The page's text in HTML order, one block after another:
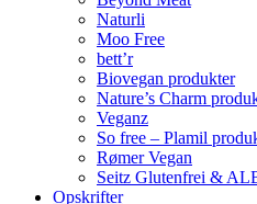
Naturli
Moo Free
bett’r
Biovegan produkter
Nature’s Charm
Veganz
So free – Plamil
Rømer Vegan
Seitz Glutenfrei &
Opskrifter